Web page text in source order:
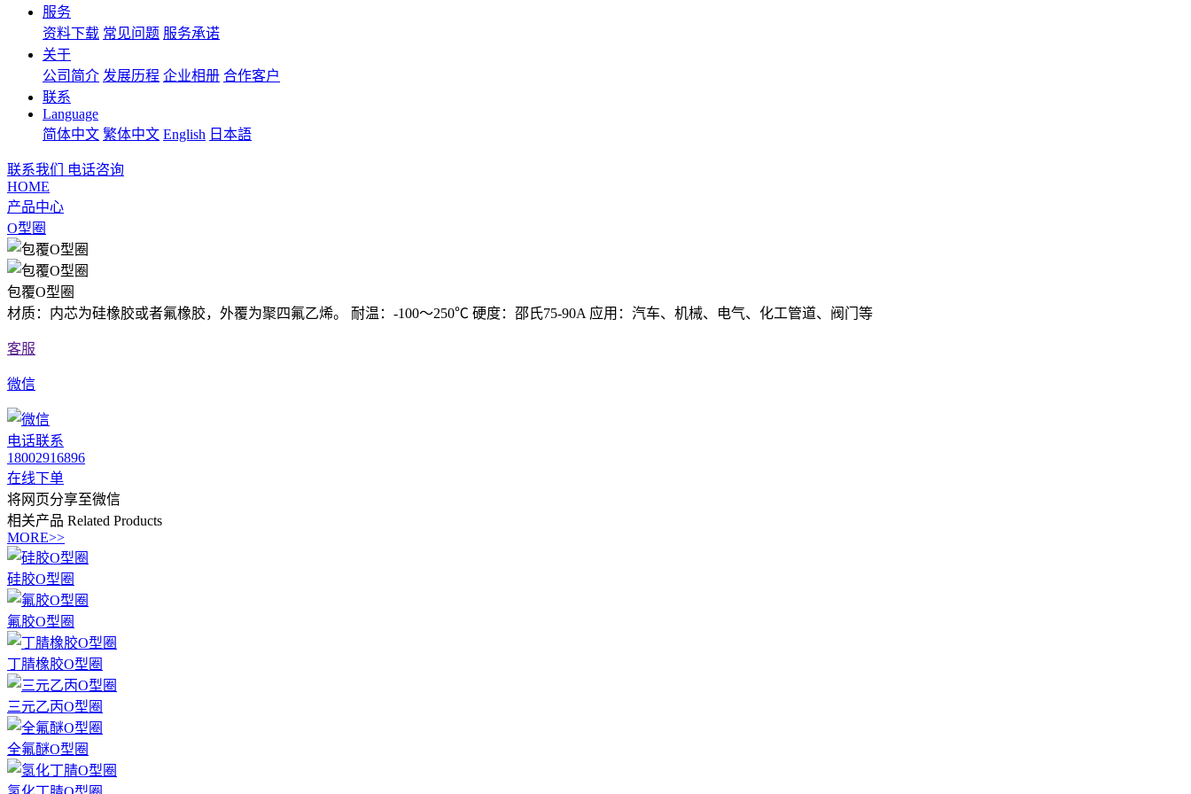
服务
资料下载 常见问题 服务承诺
关于
公司简介 发展历程 企业相册 合作客户
联系
Language
简体中文 繁体中文 English 日本語
联系我们
电话咨询
HOME
产品中心
O型圈
包覆O型圈
材质：内芯为硅橡胶或者氟橡胶，外覆为聚四氟乙烯。 耐温：-100～250℃ 硬度：邵氏75-90A 应用：汽车、机械、电气、化工管道、阀门等
客服
微信
电话联系
18002916896
在线下单
将网页分享至微信
相关产品 Related Products
MORE>>
硅胶O型圈
氟胶O型圈
丁腈橡胶O型圈
三元乙丙O型圈
全氟醚O型圈